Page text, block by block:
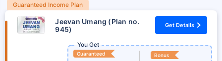
Guaranteed Income Plan
Jeevan Umang (Plan no.
945)
Get Details
You Get
Guaranteed Bonus